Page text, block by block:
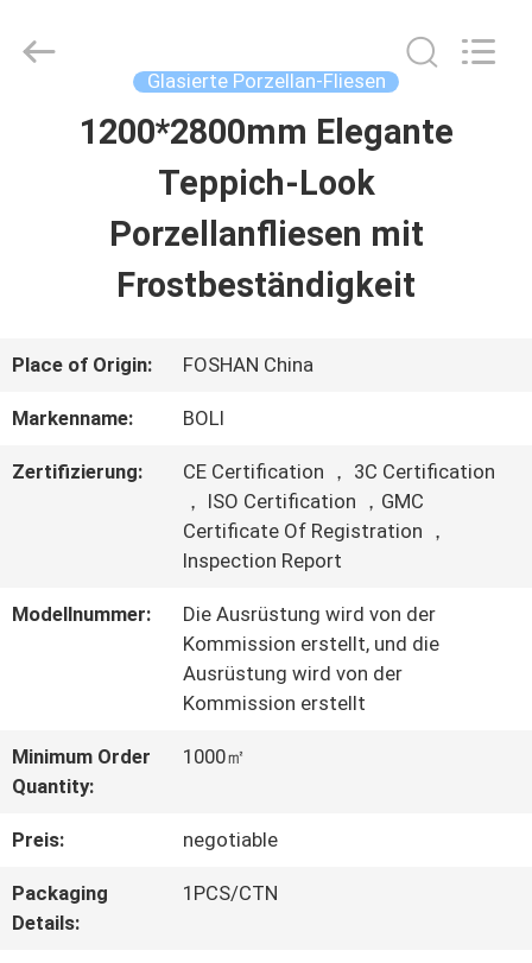
PRODUKTE
VIDEOS
WERKSBESICHTIGUNG
QUALITÄTSKONTROLLE
KONTAKT
MIT
UNS
BITTE UM
BOLI
CERAMICS
Glasierte Porzellan-Fliesen
1200*2800mm Elegante
Teppich-Look
Porzellanfliesen mit
Frostbeständigkeit
Place of Origin: FOSHAN China
Markenname: BOLI
Zertifizierung:
CE Certification ， 3C Certification
， ISO Certification ，GMC
Certificate Of Registration ，
Inspection Report
Modellnummer:
Die Ausrüstung wird von der
Kommission erstellt, und die
Ausrüstung wird von der
Kommission erstellt
Minimum Order
Quantity:
1000㎡
Preis: negotiable
Packaging
Details:
1PCS/CTN